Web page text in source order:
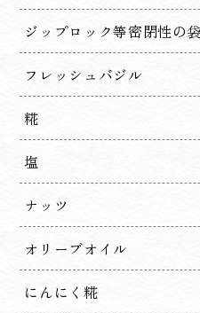
ジップロック等密閉性の袋
フレッシュバジル
糀
塩
ナッツ
オリーブオイル
にんにく糀